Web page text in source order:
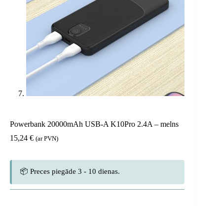
Powerbank 20000mAh USB-A K10Pro 2.4A – melns
15,24 € (ar PVN)
📦 Preces piegāde 3 - 10 dienas.